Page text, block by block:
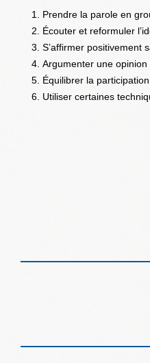
Prendre la parole en
Écouter et reformuler
S’affirmer positivement
Argumenter une
Équilibrer la
Utiliser certaines